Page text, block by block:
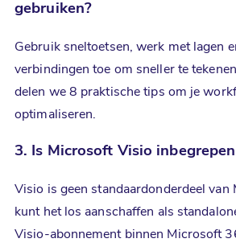
gebruiken?
Gebruik sneltoetsen, werk met lagen
verbindingen toe om sneller te
delen we 8 praktische tips om je
optimaliseren.
3. Is Microsoft Visio
Visio is geen standaardonderdeel van
kunt het los aanschaffen als
Visio-abonnement binnen Microsoft